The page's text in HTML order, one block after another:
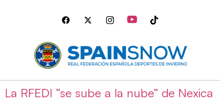
La RFEDI “se sube a la nube” de Nexica